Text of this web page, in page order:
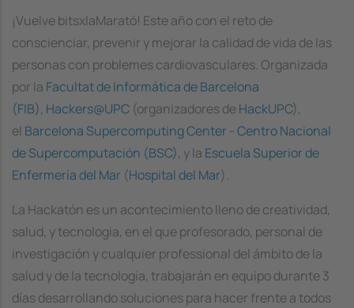
¡Vuelve bitsxlaMarató! Este año con el reto de
conscienciar, prevenir y mejorar la calidad de vida de las
personas con problemes cardiovasculares. Organizada
por la Facultat de Informática de Barcelona
(FIB), Hackers@UPC (organizadores deHackUPC),
el Barcelona Supercomputing Center - Centro Nacional
de Supercomputación (BSC), y la Escuela Superior de
Enfermería del Mar (Hospital del Mar).
La Hackatón es un acontecimiento lleno de creatividad,
salud, y tecnologia, en el que profesorado, personal de
investigación y cualquier professional del ámbito de la
salud y de la tecnologia, trabajarán en equipo durante 3
días desarrollando soluciones para hacer frente a todos